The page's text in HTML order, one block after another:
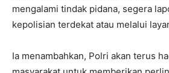
mengalami tindak pidana, segera
kepolisian terdekat atau melalui
Ia menambahkan, Polri akan terus